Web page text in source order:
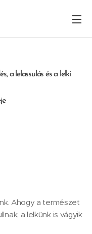
a lelassulás és a lelki
Ahogy a természet
a lelkünk is vágyik